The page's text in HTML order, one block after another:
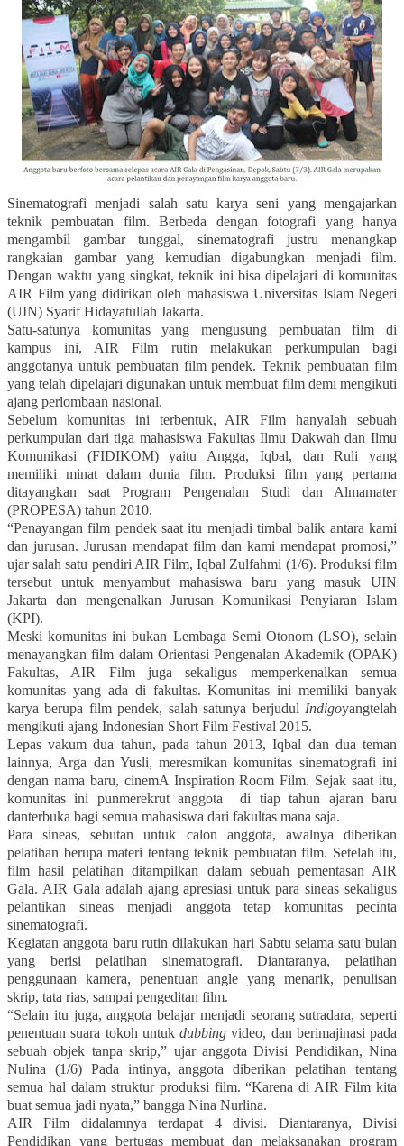
Sinematografi menjadi salah satu karya seni yang mengajarkan
teknik pembuatan film. Berbeda dengan fotografi yang hanya
mengambil gambar tunggal, sinematografi justru menangkap
rangkaian gambar yang kemudian digabungkan menjadi film.
Dengan waktu yang singkat, teknik ini bisa dipelajari di komunitas
AIR Film yang didirikan oleh mahasiswa Universitas Islam Negeri
(UIN) Syarif Hidayatullah Jakarta.
Satu-satunya komunitas yang mengusung pembuatan film di
kampus ini, AIR Film rutin melakukan perkumpulan bagi
anggotanya untuk pembuatan film pendek. Teknik pembuatan film
yang telah dipelajari digunakan untuk membuat film demi mengikuti
ajang perlombaan nasional.
Sebelum komunitas ini terbentuk, AIR Film hanyalah sebuah
perkumpulan dari tiga mahasiswa Fakultas Ilmu Dakwah dan Ilmu
Komunikasi (FIDIKOM) yaitu Angga, Iqbal, dan Ruli yang
memiliki minat dalam dunia film. Produksi film yang pertama
ditayangkan saat Program Pengenalan Studi dan Almamater
(PROPESA) tahun 2010.
“Penayangan film pendek saat itu menjadi timbal balik antara kami
dan jurusan. Jurusan mendapat film dan kami mendapat promosi,”
ujar salah satu pendiri AIR Film, Iqbal Zulfahmi (1/6). Produksi film
tersebut untuk menyambut mahasiswa baru yang masuk UIN
Jakarta dan mengenalkan Jurusan Komunikasi Penyiaran Islam
(KPI).
Meski komunitas ini bukan Lembaga Semi Otonom (LSO), selain
menayangkan film dalam Orientasi Pengenalan Akademik (OPAK)
Fakultas, AIR Film juga sekaligus memperkenalkan semua
komunitas yang ada di fakultas. Komunitas ini memiliki banyak
karya berupa film pendek, salah satunya berjudul Indigoyangtelah
mengikuti ajang Indonesian Short Film Festival 2015.
Lepas vakum dua tahun, pada tahun 2013, Iqbal dan dua teman
lainnya, Arga dan Yusli, meresmikan komunitas sinematografi ini
dengan nama baru, cinemA Inspiration Room Film. Sejak saat itu,
komunitas ini punmerekrut anggota
di tiap tahun ajaran baru
danterbuka bagi semua mahasiswa dari fakultas mana saja.
Para sineas, sebutan untuk calon anggota, awalnya diberikan
pelatihan berupa materi tentang teknik pembuatan film. Setelah itu,
film hasil pelatihan ditampilkan dalam sebuah pementasan AIR
Gala. AIR Gala adalah ajang apresiasi untuk para sineas sekaligus
pelantikan sineas menjadi anggota tetap komunitas pecinta
sinematografi.
Kegiatan anggota baru rutin dilakukan hari Sabtu selama satu bulan
yang berisi pelatihan sinematografi. Diantaranya, pelatihan
penggunaan kamera, penentuan angle yang menarik, penulisan
skrip, tata rias, sampai pengeditan film.
“Selain itu juga, anggota belajar menjadi seorang sutradara, seperti
penentuan suara tokoh untuk dubbing video, dan berimajinasi pada
sebuah objek tanpa skrip,” ujar anggota Divisi Pendidikan, Nina
Nulina (1/6) Pada intinya, anggota diberikan pelatihan tentang
semua hal dalam struktur produksi film. “Karena di AIR Film kita
buat semua jadi nyata,” bangga Nina Nurlina.
AIR Film didalamnya terdapat 4 divisi. Diantaranya, Divisi
Pendidikan yang bertugas membuat dan melaksanakan program